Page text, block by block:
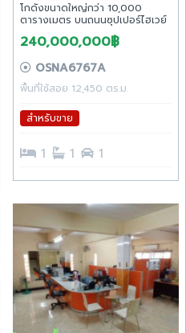
โกดังขนาดใหญ่กว่า 10,000
ตารางเมตร บนถนนซุปเปอร์ไฮเวย์
ห่างจากเซ็นทรัลเฟสเพียง 22 นาที
240,000,000฿
OSNA6767A
พื้นที่ใช้สอย 12,450 ตร.ม.
สำหรับขาย
1 1 1